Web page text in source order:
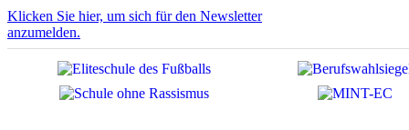
Klicken Sie hier, um sich für den Newsletter
anzumelden.